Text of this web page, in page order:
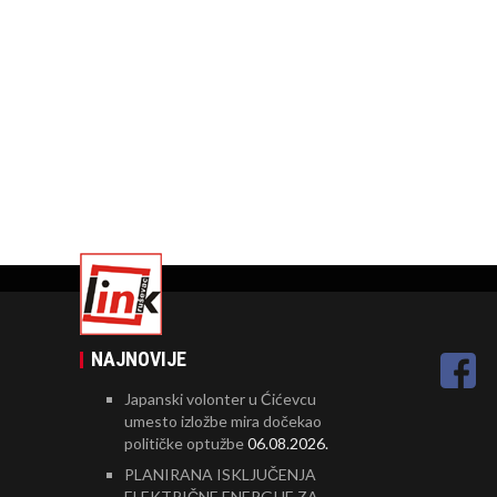
NAJNOVIJE
Japanski volonter u Ćićevcu
umesto izložbe mira dočekao
političke optužbe06.08.2026.
PLANIRANA ISKLJUČENJA